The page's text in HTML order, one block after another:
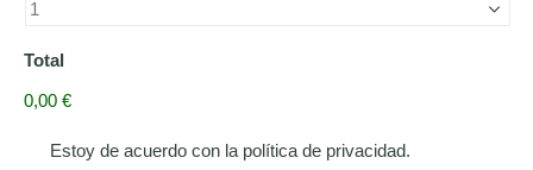
Total
0,00 €
Consentimiento *
Estoy de acuerdo con la política de privacidad.